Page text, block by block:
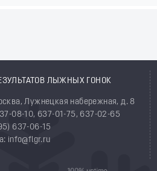
ЛЫЖНЫХ ГОНОК
Лужнецкая набережная, д. 8
08-10, 637-01-75, 637-02-65
637-06-15
info@flgr.ru